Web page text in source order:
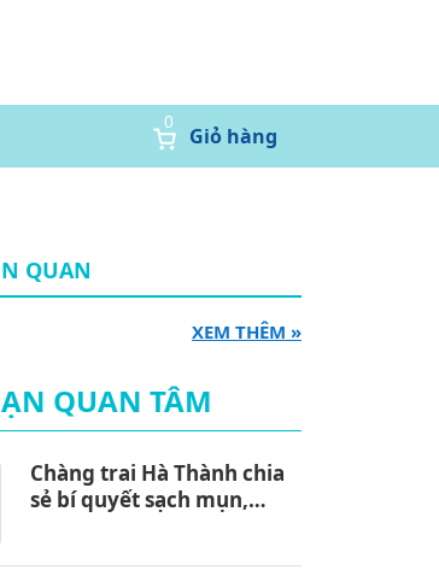
0
Giỏ hàng
QUAN
XEM THÊM »
QUAN TÂM
Chàng trai Hà Thành chia
sẻ bí quyết sạch mụn,